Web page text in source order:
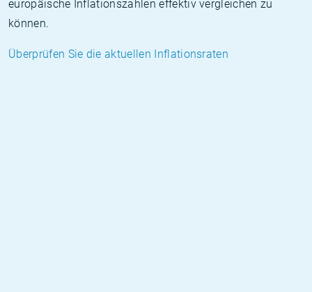
europäische Inflationszahlen effektiv vergleichen zu
können.
Überprüfen Sie die aktuellen Inflationsraten